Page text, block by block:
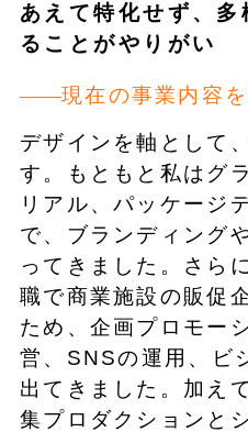
あえて特化せず、
ることがやりがい
現在の事業内容
デザインを軸として
す。もともと私はグ
リアル、パッケージ
で、ブランディング
ってきました。さら
職で商業施設の販促
ため、企画プロモー
営、SNSの運用、ビ
出てきました。加え
集プロダクションと